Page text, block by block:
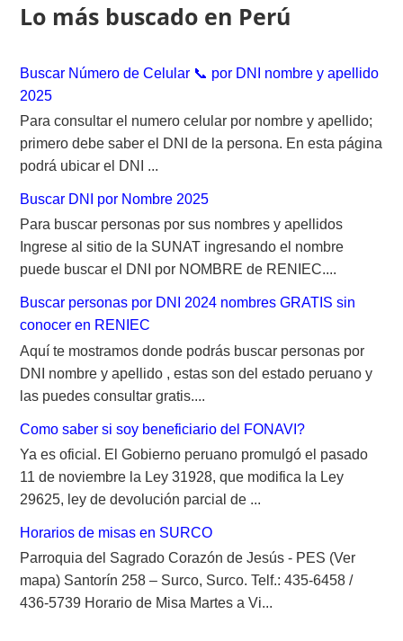
Lo más buscado en Perú
Buscar Número de Celular 📞 por DNI nombre y apellido
2025
Para consultar el numero celular por nombre y apellido;
primero debe saber el DNI de la persona. En esta página
podrá ubicar el DNI ...
Buscar DNI por Nombre 2025
Para buscar personas por sus nombres y apellidos
Ingrese al sitio de la SUNAT ingresando el nombre
puede buscar el DNI por NOMBRE de RENIEC....
Buscar personas por DNI 2024 nombres GRATIS sin
conocer en RENIEC
Aquí te mostramos donde podrás buscar personas por
DNI nombre y apellido , estas son del estado peruano y
las puedes consultar gratis....
Como saber si soy beneficiario del FONAVI?
Ya es oficial. El Gobierno peruano promulgó el pasado
11 de noviembre la Ley 31928, que modifica la Ley
29625, ley de devolución parcial de ...
Horarios de misas en SURCO
Parroquia del Sagrado Corazón de Jesús - PES (Ver
mapa) Santorín 258 – Surco, Surco. Telf.: 435-6458 /
436-5739 Horario de Misa Martes a Vi...